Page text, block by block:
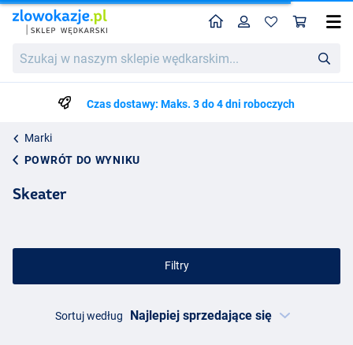
w
wędkarskim...
HomeProfil
Czas dostawy: Maks. 3 do 4 dni roboczych
Marki
POWRÓT DO WYNIKU
Skeater
Filtry
Sortuj według